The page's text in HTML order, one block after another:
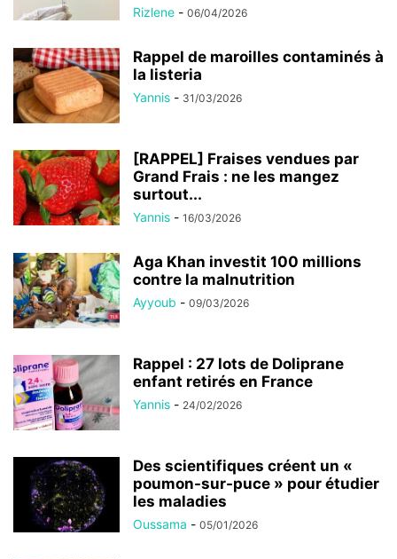
Rizlene - 06/04/2026
Rappel de maroilles contaminés à
la listeria
Yannis - 31/03/2026
[RAPPEL] Fraises vendues par
Grand Frais : ne les mangez
surtout...
Yannis - 16/03/2026
Aga Khan investit 100 millions
contre la malnutrition
Ayyoub - 09/03/2026
Rappel : 27 lots de Doliprane
enfant retirés en France
Yannis - 24/02/2026
Des scientifiques créent un «
poumon-sur-puce » pour étudier
les maladies
Oussama - 05/01/2026